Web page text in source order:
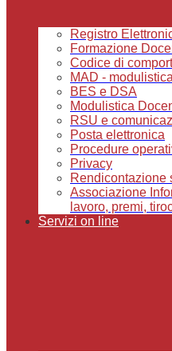
Registro
Formazione
Codice di
MAD -
BES e DSA
Modulistica
RSU e
Posta elettronica
Procedure
Privacy
Rendicontazione
Associazione
lavoro, premi,
Servizi on line